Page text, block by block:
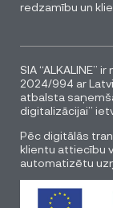
redzamību un
SIA “ALKALINE”
2024/994 ar
atbalsta
digitalizācijai”
Pēc digitālās
klientu attiecību
automatizētu